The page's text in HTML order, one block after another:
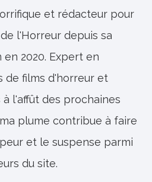
et rédacteur pour
l'Horreur depuis sa
en 2020. Expert en
de films d'horreur et
à l'affût des prochaines
plume contribue à faire
et le suspense parmi
du site.